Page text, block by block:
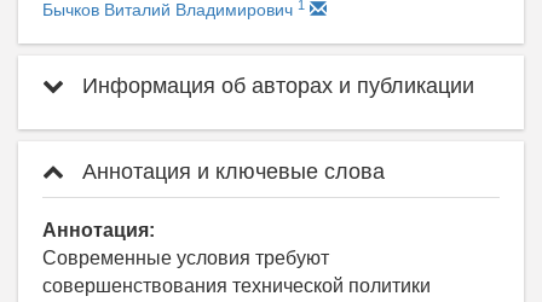
Бычков Виталий Владимирович 1
Информация об авторах и публикации
Аннотация и ключевые слова
Аннотация:
Современные условия требуют
совершенствования технической политики